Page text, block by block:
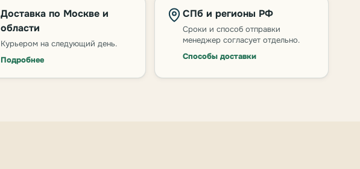
Доставка по Москве и
области
Курьером на следующий день.
Подробнее
СПб и регионы РФ
Сроки и способ отправки
менеджер согласует отдельно.
Способы доставки